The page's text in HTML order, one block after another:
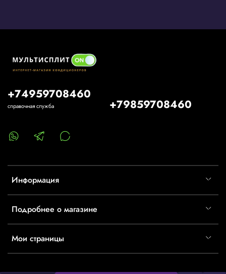
Информация
Подробнее о магазине
Мои страницы
+74959708460
справочная служба +79859708460